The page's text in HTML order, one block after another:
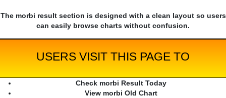
The morbi result section is designed with a clean layout so users
can easily browse charts without confusion.
USERS VISIT THIS PAGE TO
Check morbi Result Today
View morbi Old Chart